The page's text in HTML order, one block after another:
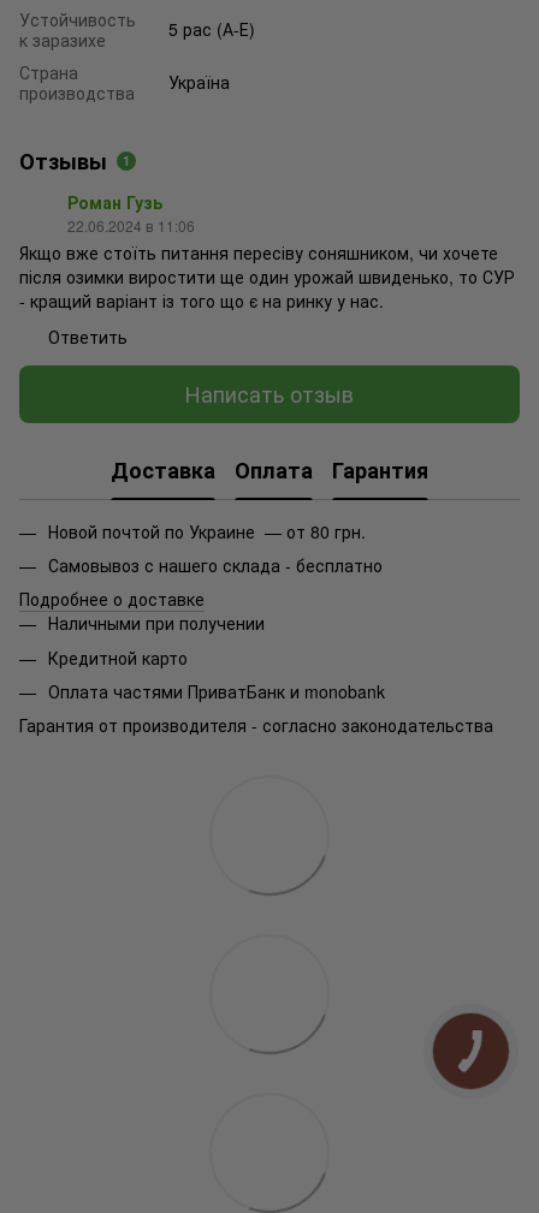
Устойчивость
к заразихе
5 рас (А-Е)
Страна
производства
Україна
Отзывы 1
Роман Гузь
22.06.2024 в 11:06
Якщо вже стоїть питання пересіву соняшником, чи хочете
після озимки виростити ще один урожай швиденько, то СУР
- кращий варіант із того що є на ринку у нас.
Ответить
Написать отзыв
Доставка Оплата Гарантия
Новой почтой по Украине — от 80 грн.
Самовывоз с нашего склада - бесплатно
Подробнее о доставке
Наличными при получении
Кредитной карто
Оплата частями ПриватБанк и monobank
Гарантия от производителя - согласно законодательства